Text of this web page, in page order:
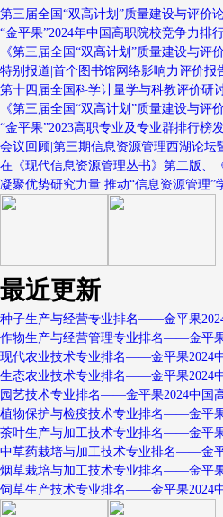
第三届全国“双高计划”质量建设与评价
“金平果”2024年中国高职院校竞争力排
《第三届全国“双高计划”质量建设与评
特别报道|首个图书馆网络影响力评价报
第十四届全国科学计量学与科教评价研
《第三届全国“双高计划”质量建设与评
“金平果”2023高职专业及专业群排行榜
会议回顾|第三期信息资源管理西湖论坛
在《现代信息资源管理丛书》第二版、
凝聚优势研究力量 推动“信息资源管理”
最近更新
种子生产与经营专业排名——金平果
作物生产与经营管理专业排名——金平
现代农业技术专业排名——金平果2024
生态农业技术专业排名——金平果2024
园艺技术专业排名——金平果2024中国
植物保护与检疫技术专业排名——金平
茶叶生产与加工技术专业排名——金平
中草药栽培与加工技术专业排名——金
烟草栽培与加工技术专业排名——金平
饲草生产技术专业排名——金平果2024